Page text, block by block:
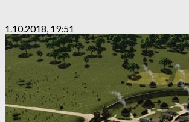
1.10.2018, 19:51